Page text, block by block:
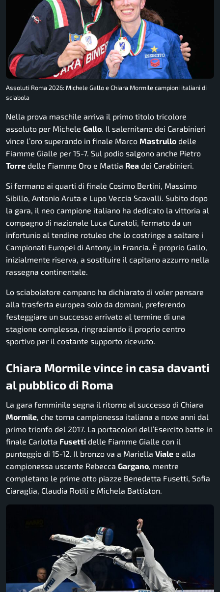
Assoluti Roma 2026: Michele Gallo e Chiara Mormile campioni italiani di
sciabola
Nella prova maschile arriva il primo titolo tricolore
assoluto per Michele Gallo. Il salernitano dei Carabinieri
vince l’oro superando in finale Marco Mastrullo delle
Fiamme Gialle per 15-7. Sul podio salgono anche Pietro
Torre delle Fiamme Oro e Mattia Rea dei Carabinieri.
Si fermano ai quarti di finale Cosimo Bertini, Massimo
Sibillo, Antonio Aruta e Lupo Veccia Scavalli. Subito dopo
la gara, il neo campione italiano ha dedicato la vittoria al
compagno di nazionale Luca Curatoli, fermato da un
infortunio al tendine rotuleo che lo costringe a saltare i
Campionati Europei di Antony, in Francia. È proprio Gallo,
inizialmente riserva, a sostituire il capitano azzurro nella
rassegna continentale.
Lo sciabolatore campano ha dichiarato di voler pensare
alla trasferta europea solo da domani, preferendo
festeggiare un successo arrivato al termine di una
stagione complessa, ringraziando il proprio centro
sportivo per il costante supporto ricevuto.
Chiara Mormile vince in casa davanti
al pubblico di Roma
La gara femminile segna il ritorno al successo di Chiara
Mormile , che torna campionessa italiana a nove anni dal
primo trionfo del 2017. La portacolori dell’Esercito batte in
finale Carlotta Fusetti delle Fiamme Gialle con il
punteggio di 15-12. Il bronzo va a Mariella Viale e alla
campionessa uscente Rebecca Gargano , mentre
completano le prime otto piazze Benedetta Fusetti, Sofia
Ciaraglia, Claudia Rotili e Michela Battiston.